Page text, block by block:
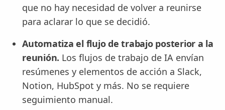
que no hay necesidad de volver a reunirse
para aclarar lo que se decidió.
Automatiza el flujo de trabajo posterior a la
reunión. Los flujos de trabajo de IA envían
resúmenes y elementos de acción a Slack,
Notion, HubSpot y más. No se requiere
seguimiento manual.